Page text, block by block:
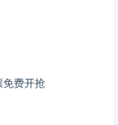
免费开抢